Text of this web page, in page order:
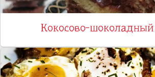
Кокосово-